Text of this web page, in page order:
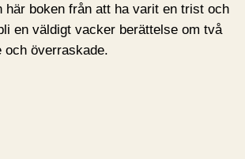
här boken från att ha varit en trist och
en väldigt vacker berättelse om två
och överraskade.